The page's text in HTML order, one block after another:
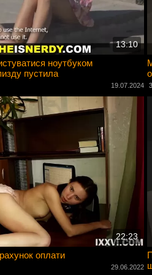
13:10
ноутбуком
пустила
19.07.2024
22:23
оплати
29.06.2022